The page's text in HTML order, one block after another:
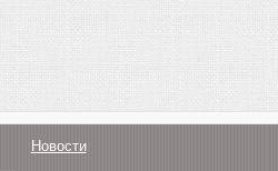
Новости